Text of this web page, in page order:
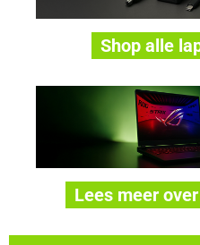
Shop alle
Lees meer